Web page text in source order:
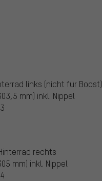
links (nicht für Boost)
mm) inkl. Nippel
rechts
mm) inkl. Nippel